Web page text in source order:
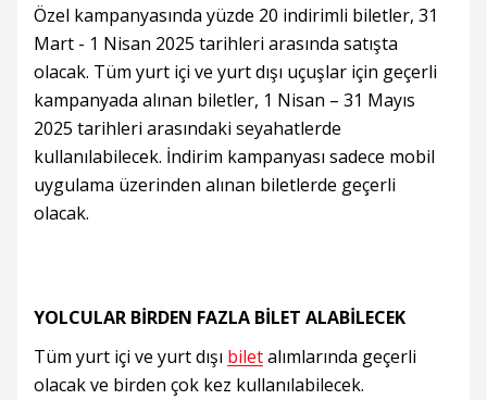
Özel kampanyasında yüzde 20 indirimli biletler, 31
Mart - 1 Nisan 2025 tarihleri arasında satışta
olacak. Tüm yurt içi ve yurt dışı uçuşlar için geçerli
kampanyada alınan biletler, 1 Nisan – 31 Mayıs
2025 tarihleri arasındaki seyahatlerde
kullanılabilecek. İndirim kampanyası sadece mobil
uygulama üzerinden alınan biletlerde geçerli
olacak.
YOLCULAR BİRDEN FAZLA BİLET ALABİLECEK
Tüm yurt içi ve yurt dışı biletalımlarında geçerli
olacak ve birden çok kez kullanılabilecek.